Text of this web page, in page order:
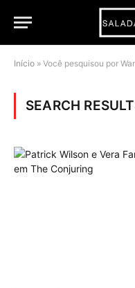
Início » Você pesquisou por
SEARCH